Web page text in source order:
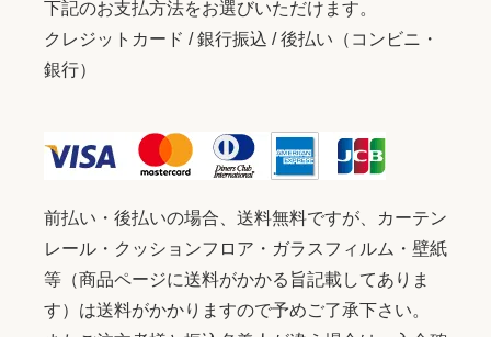
下記のお支払方法をお選びいただけます。
クレジットカード / 銀行振込 / 後払い（コンビニ・
銀行）
前払い・後払いの場合、送料無料ですが、カーテン
レール・クッションフロア・ガラスフィルム・壁紙
等（商品ページに送料がかかる旨記載してありま
す）は送料がかかりますので予めご了承下さい。